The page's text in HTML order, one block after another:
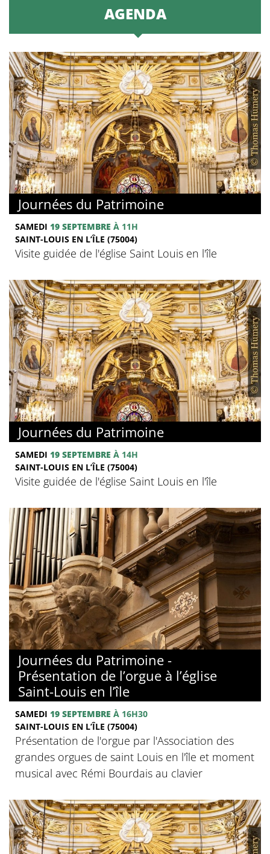
AGENDA
Journées du Patrimoine
SAMEDI 19 SEPTEMBRE À 11H
SAINT-LOUIS EN L’ÎLE (75004)
Visite guidée de l'église Saint Louis en l'île
Journées du Patrimoine
SAMEDI 19 SEPTEMBRE À 14H
SAINT-LOUIS EN L’ÎLE (75004)
Visite guidée de l'église Saint Louis en l'île
Journées du Patrimoine -
Présentation de l’orgue à l’église
Saint-Louis en l’île
SAMEDI 19 SEPTEMBRE À 16H30
SAINT-LOUIS EN L’ÎLE (75004)
Présentation de l'orgue par l'Association des
grandes orgues de saint Louis en l'île et moment
musical avec Rémi Bourdais au clavier